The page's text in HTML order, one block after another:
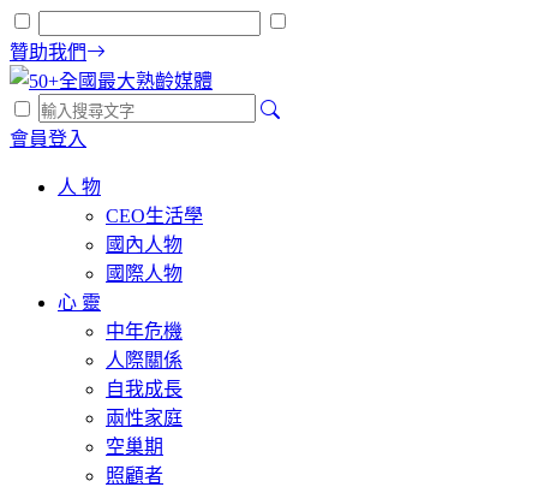
贊助我們
會員登入
人 物
CEO生活學
國內人物
國際人物
心 靈
中年危機
人際關係
自我成長
兩性家庭
空巢期
照顧者